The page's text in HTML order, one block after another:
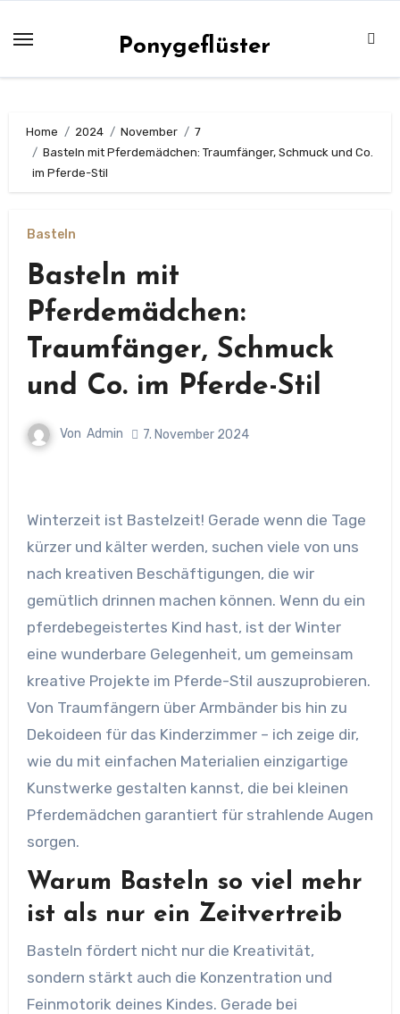
Inhalt
Ponygeflüster
Home 2024 November
7
Basteln mit Pferdemädchen: Traumfänger, Schmuck und Co.
im Pferde-Stil
Basteln
Basteln mit
Pferdemädchen:
Traumfänger, Schmuck
und Co. im Pferde-Stil
Von Admin 7. November 2024
Winterzeit ist Bastelzeit! Gerade wenn die Tage
kürzer und kälter werden, suchen viele von uns
nach kreativen Beschäftigungen, die wir
gemütlich drinnen machen können. Wenn du ein
pferdebegeistertes Kind hast, ist der Winter
eine wunderbare Gelegenheit, um gemeinsam
kreative Projekte im Pferde-Stil auszuprobieren.
Von Traumfängern über Armbänder bis hin zu
Dekoideen für das Kinderzimmer – ich zeige dir,
wie du mit einfachen Materialien einzigartige
Kunstwerke gestalten kannst, die bei kleinen
Pferdemädchen garantiert für strahlende Augen
sorgen.
Warum Basteln so viel mehr
ist als nur ein Zeitvertreib
Basteln fördert nicht nur die Kreativität,
sondern stärkt auch die Konzentration und
Feinmotorik deines Kindes. Gerade bei